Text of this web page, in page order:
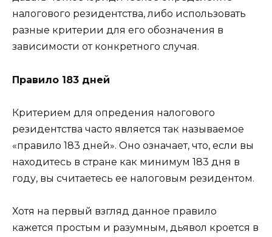
налогового резидентства, либо использовать
разные критерии для его обозначения в
зависимости от конкретного случая.
Правило 183 дней
Критерием для опредения налогового
резидентства часто является так называемое
«правило 183 дней». Оно означает, что, если вы
находитесь в стране как минимум 183 дня в
году, вы считаетесь ее налоговым резидентом.
Хотя на первый взгляд данное правило
кажется простым и разумным, дьявол кроется в